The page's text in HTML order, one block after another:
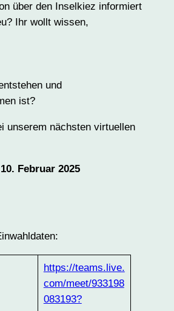
über den Inselkiez informiert
Ihr wollt wissen,
und
ist?
unserem nächsten virtuellen
Februar 2025
https://teams.live.
com/meet/933198
083193?